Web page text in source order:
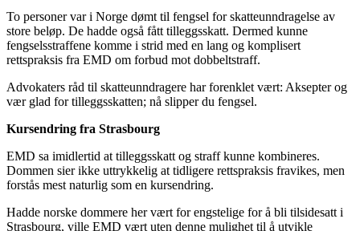
To personer var i Norge dømt til fengsel for skatteunndragelse av
store beløp. De hadde også fått tilleggsskatt. Dermed kunne
fengselsstraffene komme i strid med en lang og komplisert
rettspraksis fra EMD om forbud mot dobbeltstraff.
Advokaters råd til skatteunndragere har forenklet vært: Aksepter og
vær glad for tilleggsskatten; nå slipper du fengsel.
Kursendring fra Strasbourg
EMD sa imidlertid at tilleggsskatt og straff kunne kombineres.
Dommen sier ikke uttrykkelig at tidligere rettspraksis fravikes, men
forstås mest naturlig som en kursendring.
Hadde norske dommere her vært for engstelige for å bli tilsidesatt i
Strasbourg, ville EMD vært uten denne mulighet til å utvikle